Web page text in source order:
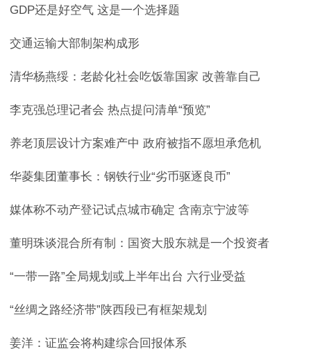
GDP还是好空气 这是一个选择题
交通运输大部制架构成形
清华杨燕绥：老龄化社会吃饭靠国家 改善靠自己
李克强总理记者会 热点提问清单“预览”
养老顶层设计方案难产中 政府被指不愿坦承危机
华菱集团董事长：钢铁行业“劣币驱逐良币”
媒体称不动产登记试点城市确定 含南京宁波等
董明珠谈混合所有制：国资大股东就是一个投资者
“一带一路”全局规划或上半年出台 六行业受益
“丝绸之路经济带”陕西段已有框架规划
姜洋：证监会将构建综合回报体系